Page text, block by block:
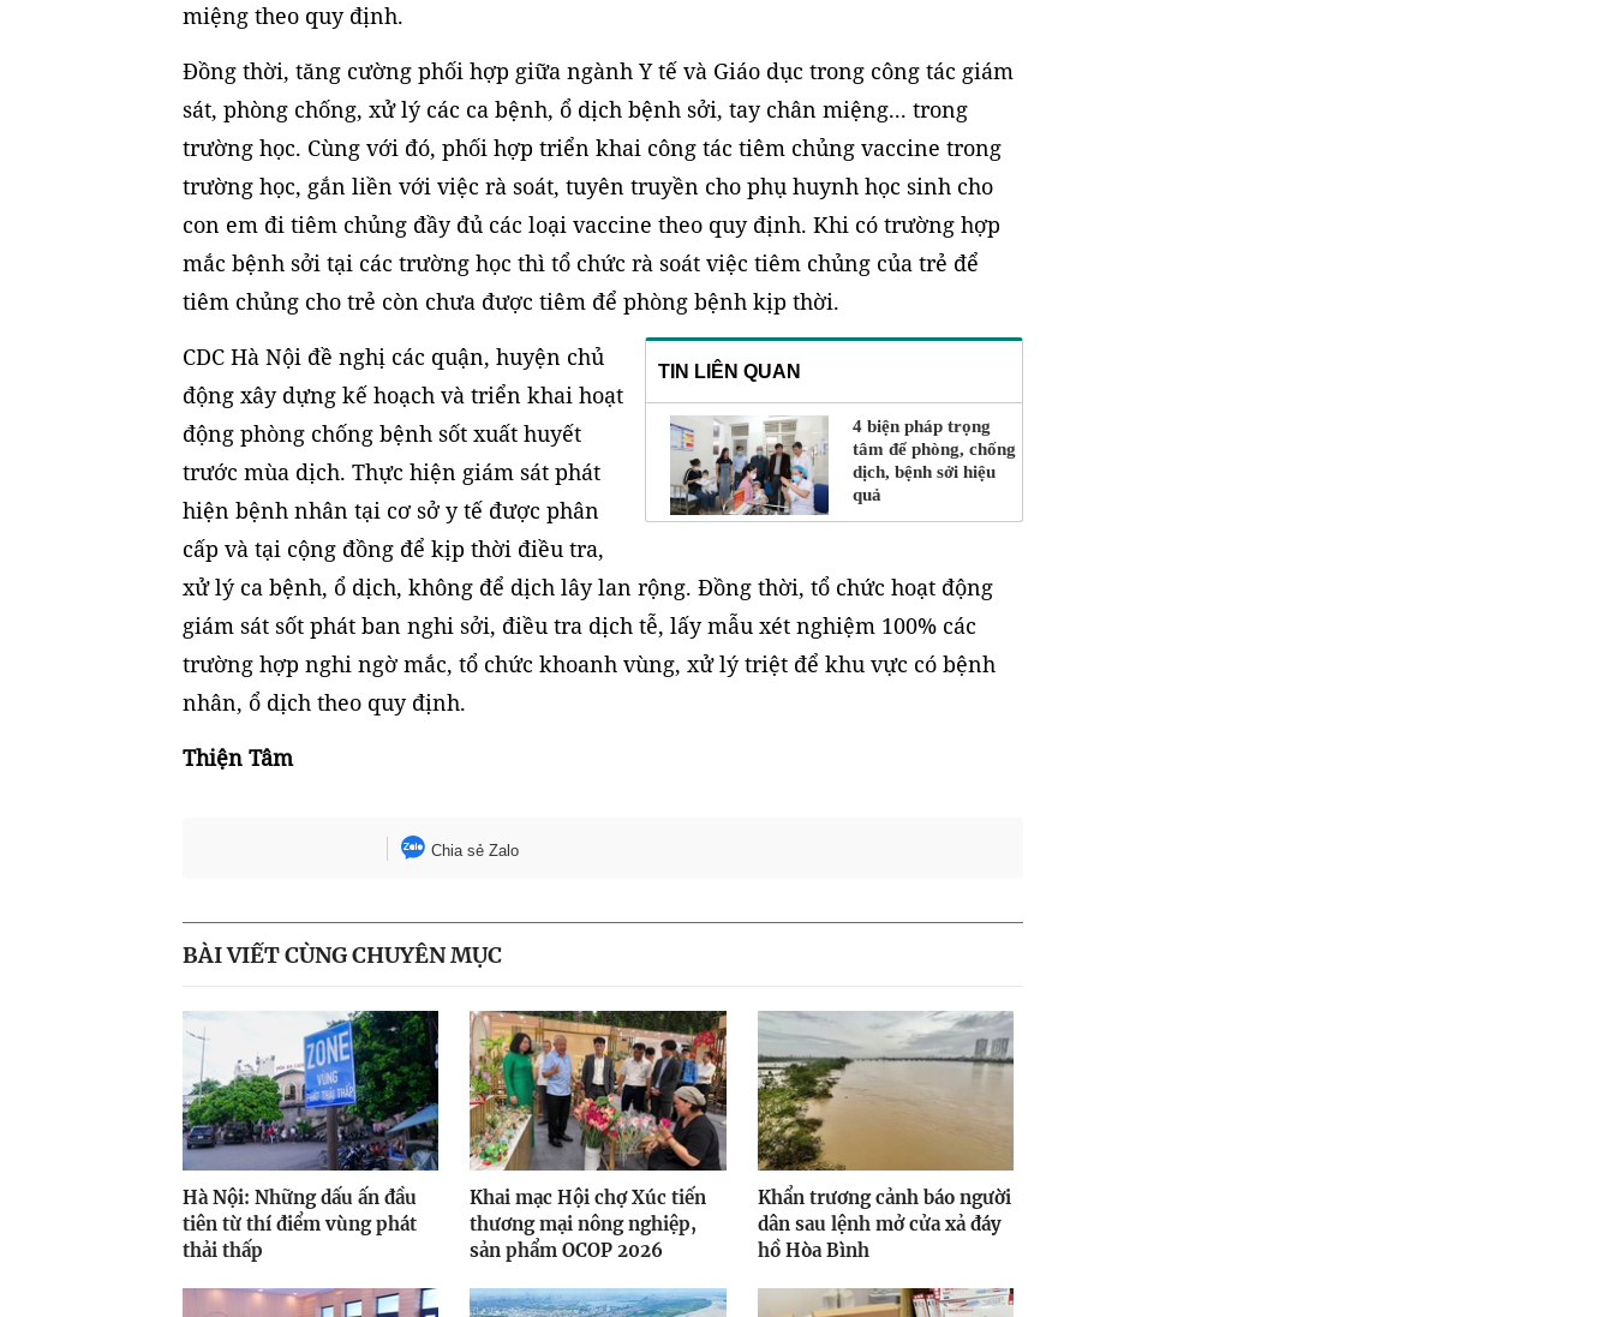
miệng theo quy định.
Đồng thời, tăng cường phối hợp giữa ngành Y tế và Giáo dục trong công tác giám
sát, phòng chống, xử lý các ca bệnh, ổ dịch bệnh sởi, tay chân miệng... trong
trường học. Cùng với đó, phối hợp triển khai công tác tiêm chủng vaccine trong
trường học, gắn liền với việc rà soát, tuyên truyền cho phụ huynh học sinh cho
con em đi tiêm chủng đầy đủ các loại vaccine theo quy định. Khi có trường hợp
mắc bệnh sởi tại các trường học thì tổ chức rà soát việc tiêm chủng của trẻ để
tiêm chủng cho trẻ còn chưa được tiêm để phòng bệnh kịp thời.
TIN LIÊN QUAN
4 biện pháp trọng
tâm để phòng, chống
dịch, bệnh sởi hiệu
quả
CDC Hà Nội đề nghị các quận, huyện chủ
động xây dựng kế hoạch và triển khai hoạt
động phòng chống bệnh sốt xuất huyết
trước mùa dịch. Thực hiện giám sát phát
hiện bệnh nhân tại cơ sở y tế được phân
cấp và tại cộng đồng để kịp thời điều tra,
xử lý ca bệnh, ổ dịch, không để dịch lây lan rộng. Đồng thời, tổ chức hoạt động
giám sát sốt phát ban nghi sởi, điều tra dịch tễ, lấy mẫu xét nghiệm 100% các
trường hợp nghi ngờ mắc, tổ chức khoanh vùng, xử lý triệt để khu vực có bệnh
nhân, ổ dịch theo quy định.
Thiện Tâm
Chia sẻ Zalo
BÀI VIẾT CÙNG CHUYÊN MỤC
Hà Nội: Những dấu ấn đầu
tiên từ thí điểm vùng phát
thải thấp
Khai mạc Hội chợ Xúc tiến
thương mại nông nghiệp,
sản phẩm OCOP 2026
Khẩn trương cảnh báo người
dân sau lệnh mở cửa xả đáy
hồ Hòa Bình